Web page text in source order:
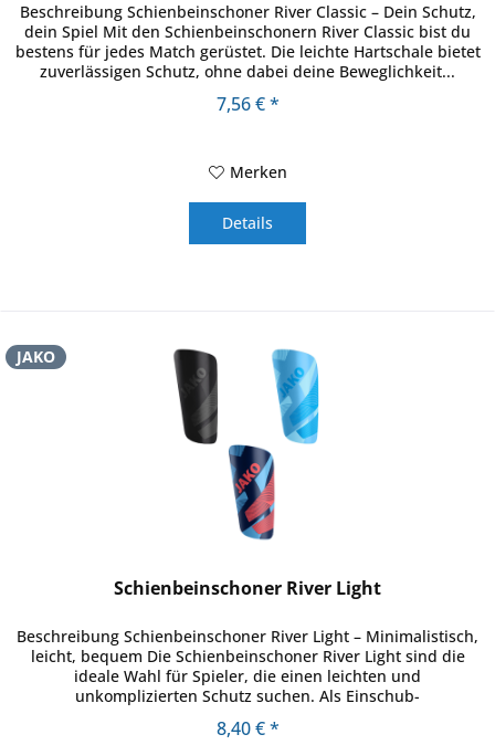
Beschreibung Schienbeinschoner River Classic – Dein Schutz,
dein Spiel Mit den Schienbeinschonern River Classic bist du
bestens für jedes Match gerüstet. Die leichte Hartschale bietet
zuverlässigen Schutz, ohne dabei deine Beweglichkeit...
7,56 € *
Merken
Details
JAKO
Schienbeinschoner River Light
Beschreibung Schienbeinschoner River Light – Minimalistisch,
leicht, bequem Die Schienbeinschoner River Light sind die
ideale Wahl für Spieler, die einen leichten und
unkomplizierten Schutz suchen. Als Einschub-
8,40 € *